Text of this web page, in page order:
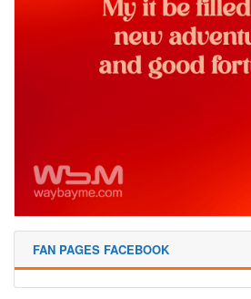
FAN PAGES FACEBOOK